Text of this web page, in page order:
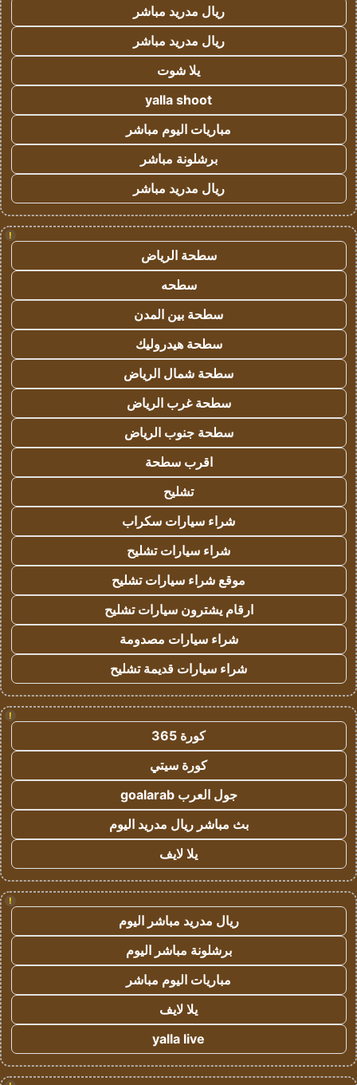
ريال مدريد مباشر
ريال مدريد مباشر
يلا شوت
yalla shoot
مباريات اليوم مباشر
برشلونة مباشر
ريال مدريد مباشر
!
سطحة الرياض
سطحه
سطحة بين المدن
سطحة هيدروليك
سطحة شمال الرياض
سطحة غرب الرياض
سطحة جنوب الرياض
اقرب سطحة
تشليح
شراء سيارات سكراب
شراء سيارات تشليح
موقع شراء سيارات تشليح
ارقام يشترون سيارات تشليح
شراء سيارات مصدومة
شراء سيارات قديمة تشليح
!
كورة 365
كورة سيتي
جول العرب goalarab
بث مباشر ريال مدريد اليوم
يلا لايف
!
ريال مدريد مباشر اليوم
برشلونة مباشر اليوم
مباريات اليوم مباشر
يلا لايف
yalla live